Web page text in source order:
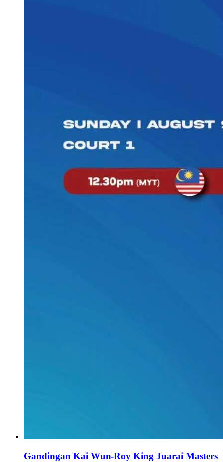
Gandingan Kai Wun-Roy King Juarai Masters